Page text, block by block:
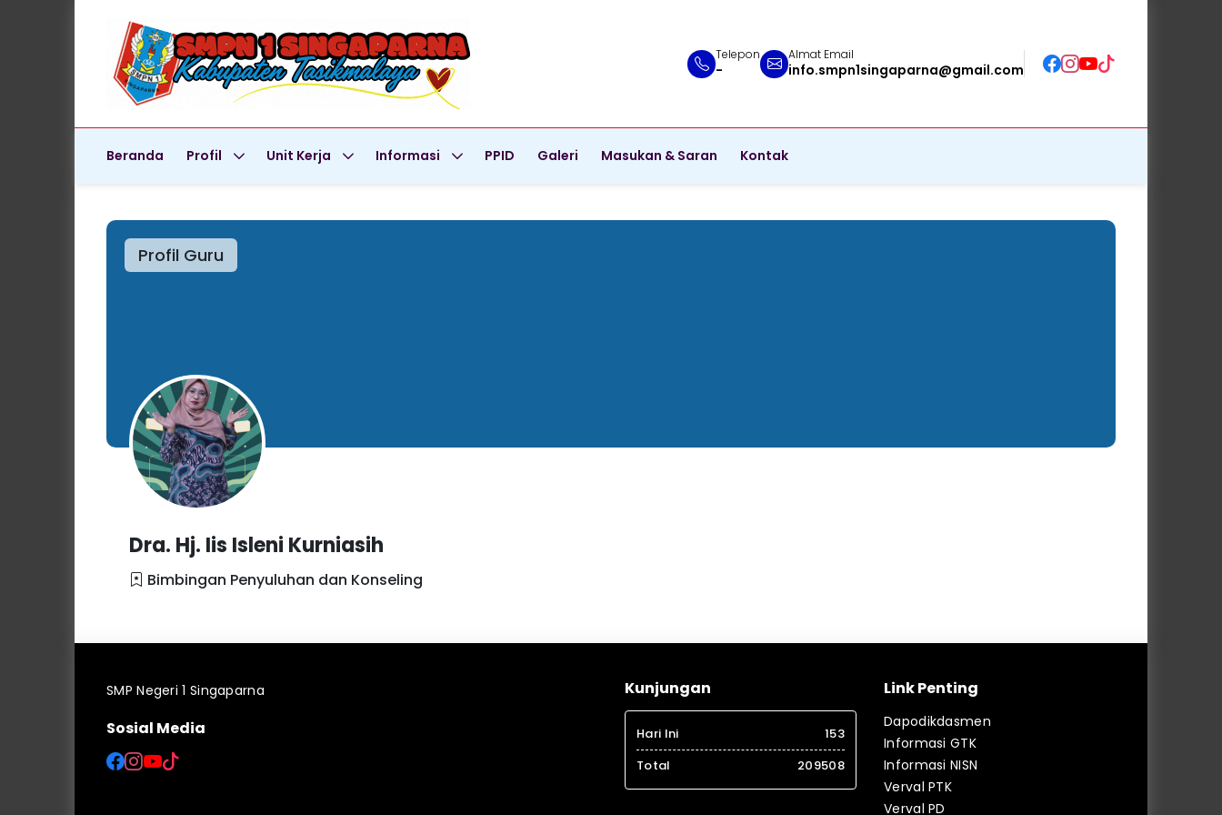
Telepon
-
Almat Email
info.smpn1singaparna@gmail.com
Beranda Profil Unit Kerja Informasi PPID Galeri Masukan & Saran Kontak
Profil Guru
Dra. Hj. Iis Isleni Kurniasih
Bimbingan Penyuluhan dan Konseling
SMP Negeri 1 Singaparna
Sosial Media
Kunjungan
Hari Ini
153
Total
209508
Link Penting
Dapodikdasmen
Informasi GTK
Informasi NISN
Verval PTK
Verval PD